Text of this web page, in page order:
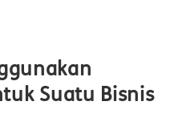
Suatu Bisnis